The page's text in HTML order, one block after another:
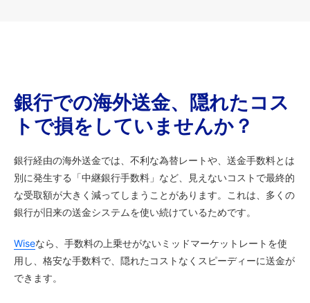
銀行での海外送金、隠れたコス
トで損をしていませんか？
銀行経由の海外送金では、不利な為替レートや、送金手数料とは
別に発生する「中継銀行手数料」など、見えないコストで最終的
な受取額が大きく減ってしまうことがあります。これは、多くの
銀行が旧来の送金システムを使い続けているためです。
Wiseなら、手数料の上乗せがないミッドマーケットレートを使
用し、格安な手数料で、隠れたコストなくスピーディーに送金が
できます。